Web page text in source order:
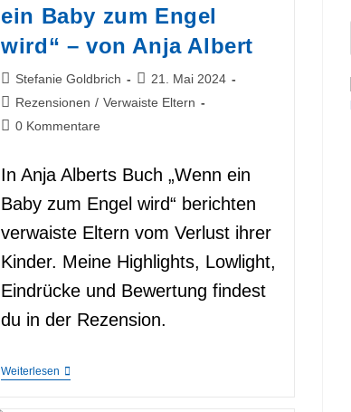
ein Baby zum Engel
wird“ – von Anja Albert
Beitrags-
Autor:
Stefanie Goldbrich
Beitrag
veröffentlicht:
21. Mai 2024
Beitrags-
Kategorie:
Rezensionen / Verwaiste Eltern
Beitrags-
0 Kommentare
In Anja Alberts Buch „Wenn ein
Baby zum Engel wird“ berichten
verwaiste Eltern vom Verlust ihrer
Kinder. Meine Highlights, Lowlight,
Eindrücke und Bewertung findest
du in der Rezension.
Weiterlesen Buch-